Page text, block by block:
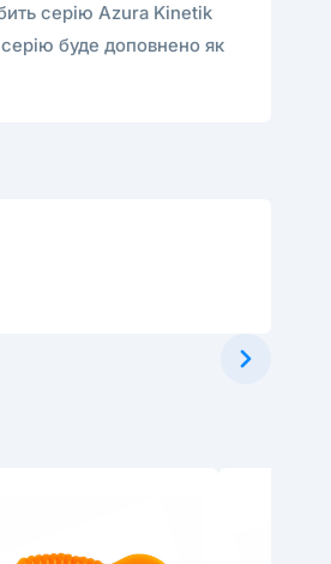
серію Azura Kinetik
буде доповнено як